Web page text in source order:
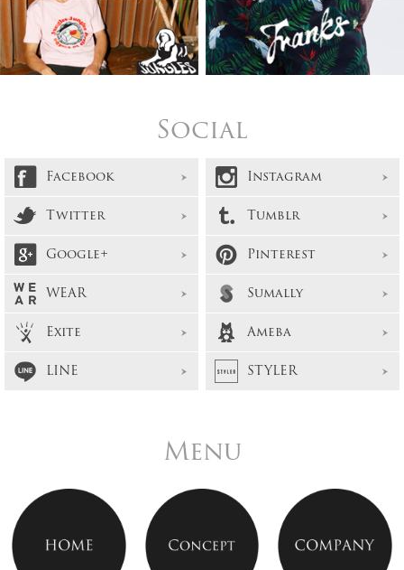
Social
Facebook
Instagram
Twitter
Tumblr
Google+
Pinterest
WEAR
Sumally
Exite
Ameba
LINE
STYLER
Menu